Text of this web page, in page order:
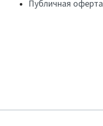
Публичная оферта